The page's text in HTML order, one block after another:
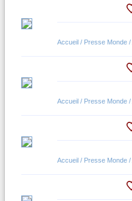
Accueil / Presse Monde
Accueil / Presse Monde
Accueil / Presse Monde